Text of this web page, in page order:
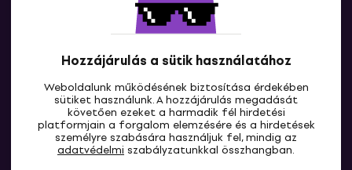
Hozzájárulás a sütik használatához
Weboldalunk működésének biztosítása érdekében
sütiket használunk. A hozzájárulás megadását
követően ezeket a harmadik fél hirdetési
platformjain a forgalom elemzésére és a hirdetések
személyre szabására használjuk fel, mindig az
adatvédelmi szabályzatunkkal összhangban.
HU